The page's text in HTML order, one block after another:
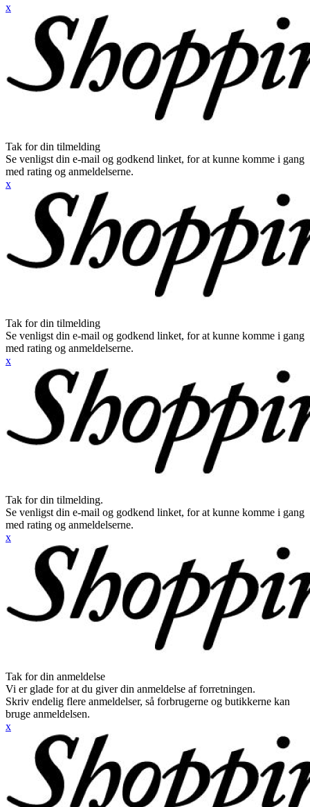
x
Tak for din tilmelding
Se venligst din e-mail og godkend linket, for at kunne komme i gang
med rating og anmeldelserne.
x
Tak for din tilmelding
Se venligst din e-mail og godkend linket, for at kunne komme i gang
med rating og anmeldelserne.
x
Tak for din tilmelding.
Se venligst din e-mail og godkend linket, for at kunne komme i gang
med rating og anmeldelserne.
x
Tak for din anmeldelse
Vi er glade for at du giver din anmeldelse af forretningen.
Skriv endelig flere anmeldelser, så forbrugerne og butikkerne kan
bruge anmeldelsen.
x